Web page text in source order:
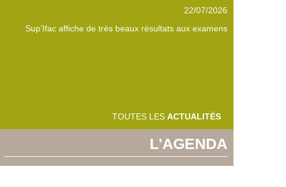
22/05/2026
Il est encore temps de trouver sa formation sup' !
TOUTES LES ACTUALITÉS
L'AGENDA